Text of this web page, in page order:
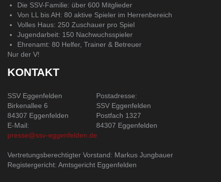
Die SSV-Familie: über 600 Mitglieder
Von LL bis AH: 80 aktive Spieler im Herrenbereich
Volles Haus: 250 Zuschauer pro Spiel
Jugendarbeit: 150 Nachwuchsspieler
Ehrenamt: 80 Helfer, Trainer & Betreuer
Nur der V!
KONTAKT
SSV Eggenfelden
Birkenallee 6
84307 Eggenfelden
E-Mail:
presse@ssv-eggenfelden.de
Postadresse:
SSV Eggenfelden
Postfach 1327
84307 Eggenfelden
Vertretungsberechtigter Vorstand: Markus Jungbauer
Registergericht: Amtsgericht Eggenfelden